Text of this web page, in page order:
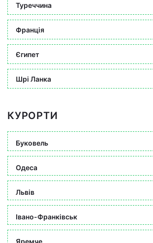
Туреччина
Франція
Єгипет
Шрі Ланка
КУРОРТИ
Буковель
Одеса
Львів
Івано-Франківськ
Яремче